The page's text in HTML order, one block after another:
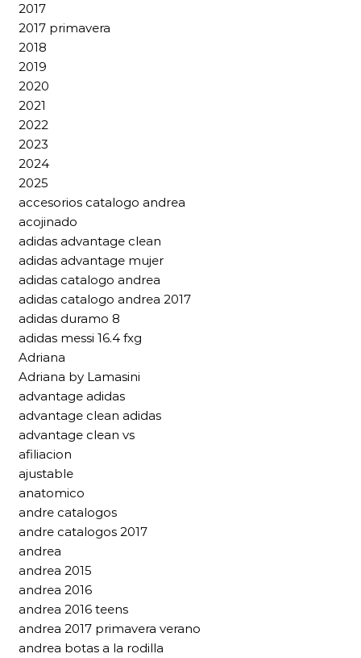
2017
2017 primavera
2018
2019
2020
2021
2022
2023
2024
2025
accesorios catalogo andrea
acojinado
adidas advantage clean
adidas advantage mujer
adidas catalogo andrea
adidas catalogo andrea 2017
adidas duramo 8
adidas messi 16.4 fxg
Adriana
Adriana by Lamasini
advantage adidas
advantage clean adidas
advantage clean vs
afiliacion
ajustable
anatomico
andre catalogos
andre catalogos 2017
andrea
andrea 2015
andrea 2016
andrea 2016 teens
andrea 2017 primavera verano
andrea botas a la rodilla